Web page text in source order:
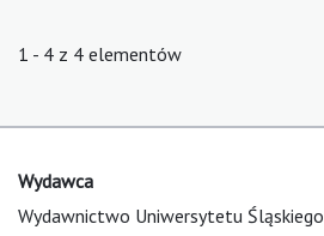
1 - 4 z 4 elementów
Wydawca
Wydawnictwo Uniwersytetu Śląskiego